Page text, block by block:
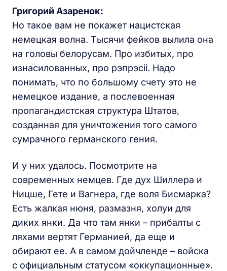
Григорий Азаренок:
Но такое вам не покажет нацистская
немецкая волна. Тысячи фейков вылила она
на головы белорусам. Про избитых, про
изнасилованных, про рэпрэсіі. Надо
понимать, что по большому счету это не
немецкое издание, а послевоенная
пропагандистская структура Штатов,
созданная для уничтожения того самого
сумрачного германского гения.
И у них удалось. Посмотрите на
современных немцев. Где дух Шиллера и
Ницше, Гете и Вагнера, где воля Бисмарка?
Есть жалкая нюня, размазня, холуи для
диких янки. Да что там янки – прибалты с
ляхами вертят Германией, да еще и
обирают ее. А в самом дойчленде – войска
с официальным статусом «оккупационные».